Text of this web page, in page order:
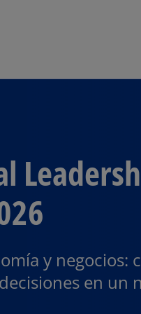
y negocios:
en un